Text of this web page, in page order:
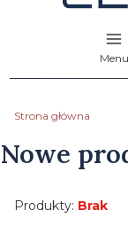
Menu
Strona główna
Nowe
Produkty: Brak